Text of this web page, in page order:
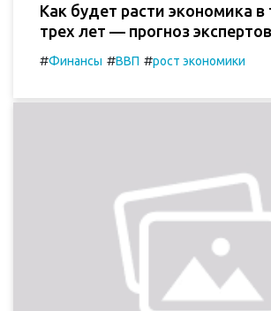
Как будет расти экономика в
трех лет — прогноз экспертов
#Финансы #ВВП #рост экономики